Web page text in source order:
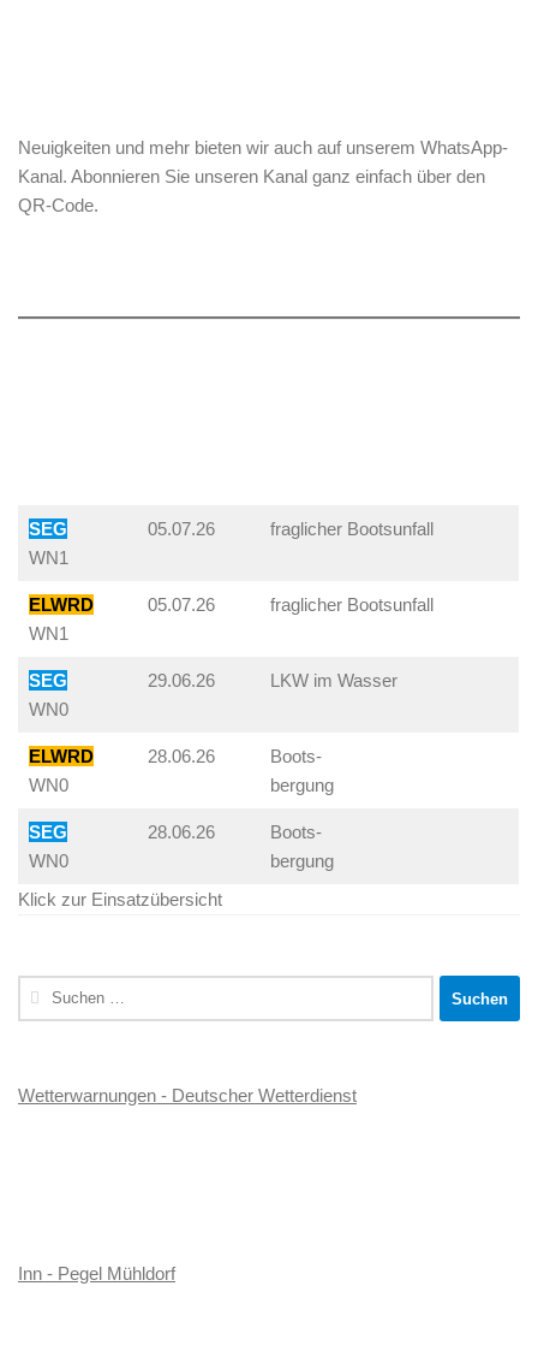
Neuigkeiten und mehr bieten wir auch auf unserem WhatsApp-
Kanal. Abonnieren Sie unseren Kanal ganz einfach über den
QR-Code.
SEG
WN1
05.07.26 fraglicher Bootsunfall
ELWRD
WN1
05.07.26 fraglicher Bootsunfall
SEG
WN0
29.06.26 LKW im Wasser
ELWRD
WN0
28.06.26
Boots-
bergung
SEG
WN0
28.06.26
Boots-
bergung
Klick zur Einsatzübersicht
Suchen
nach:
Wetterwarnungen - Deutscher Wetterdienst
Inn - Pegel Mühldorf